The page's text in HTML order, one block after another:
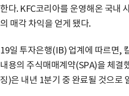
한다. KFC코리아를 운영해온 국내
의 매각 차익을 얻게 됐다.
19일 투자은행(IB) 업계에 따르면,
내용의 주식매매계약(SPA)을 체결
징)은 내년 1분기 중 완료될 것으로